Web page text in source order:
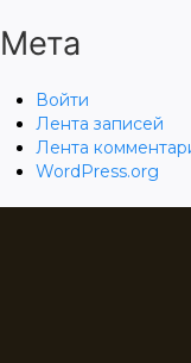
Мета
Войти
Лента записей
Лента
WordPress.org